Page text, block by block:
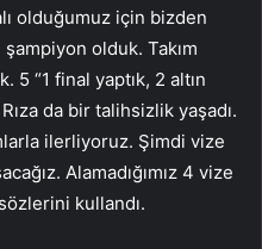
​​olduğumuz için bizden
olduk. Takım
“1 final yaptık, 2 altın
da bir talihsizlik yaşadı.
ilerliyoruz. Şimdi vize
Alamadığımız 4 vize
kullandı.